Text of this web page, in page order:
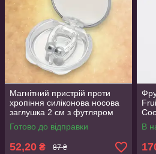
Магнітний пристрій проти
хропіння силіконова носова
заглушка 2 см з футляром
Готово до відправки
52,20 ₴ 87 ₴
В